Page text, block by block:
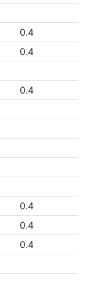
0.4
0.4
0.4
0.4
0.4
0.4